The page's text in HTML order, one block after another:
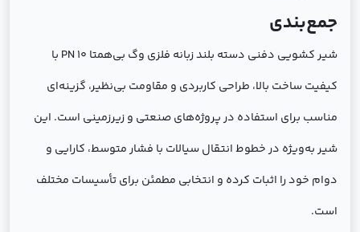
جمع‌بندی
شیر کشویی دفنی دسته بلند زبانه فلزی وگ بی‌همتا PN 10 با
کیفیت ساخت بالا، طراحی کاربردی و مقاومت بی‌نظیر، گزینه‌ای
مناسب برای استفاده در پروژه‌های صنعتی و زیرزمینی است. این
شیر به‌ویژه در خطوط انتقال سیالات با فشار متوسط، کارایی و
دوام خود را اثبات کرده و انتخابی مطمئن برای تأسیسات مختلف
است.